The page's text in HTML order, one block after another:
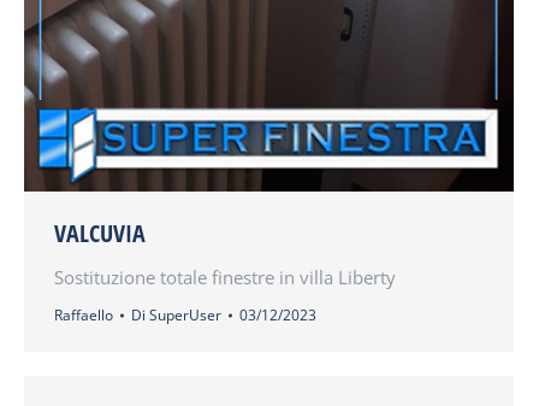
VALCUVIA
Sostituzione totale finestre in villa Liberty
Raffaello Di SuperUser 03/12/2023